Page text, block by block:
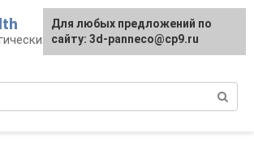
патологиях и
Для любых предложений по
сайту: 3d-panneco@cp9.ru